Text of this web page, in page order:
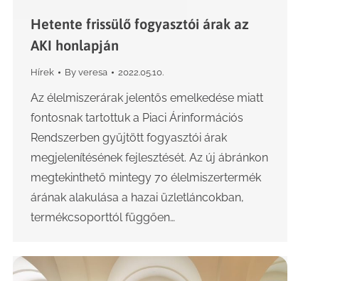
Hetente frissülő fogyasztói árak az
AKI honlapján
Hírek By veresa 2022.05.10.
Az élelmiszerárak jelentős emelkedése miatt
fontosnak tartottuk a Piaci Árinformációs
Rendszerben gyűjtött fogyasztói árak
megjelenítésének fejlesztését. Az új ábránkon
megtekinthető mintegy 70 élelmiszertermék
árának alakulása a hazai üzletláncokban,
termékcsoporttól függően…